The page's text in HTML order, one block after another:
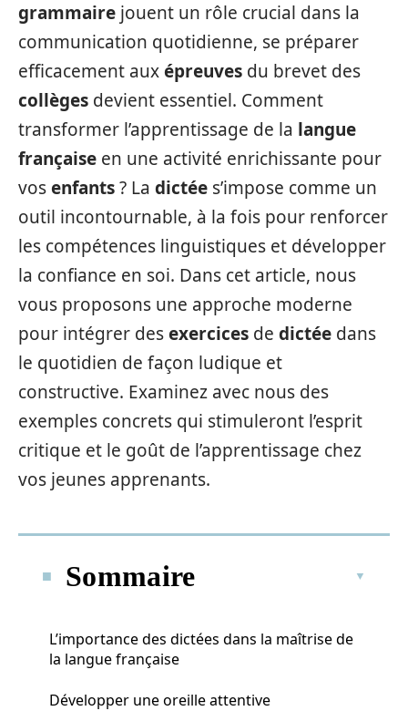
grammaire jouent un rôle crucial dans la
communication quotidienne, se préparer
efficacement auxépreuves du brevet des
collèges devient essentiel. Comment
transformer l’apprentissage de la langue
française en une activité enrichissante pour
vosenfants? La dictée s’impose comme un
outil incontournable, à la fois pour renforcer
les compétences linguistiques et développer
la confiance en soi. Dans cet article, nous
vous proposons une approche moderne
pour intégrer desexercices de dictée dans
le quotidien de façon ludique et
constructive. Examinez avec nous des
exemples concrets qui stimuleront l’esprit
critique et le goût de l’apprentissage chez
vos jeunes apprenants.
Sommaire
L’importance des dictées dans la maîtrise de
la langue française
Développer une oreille attentive